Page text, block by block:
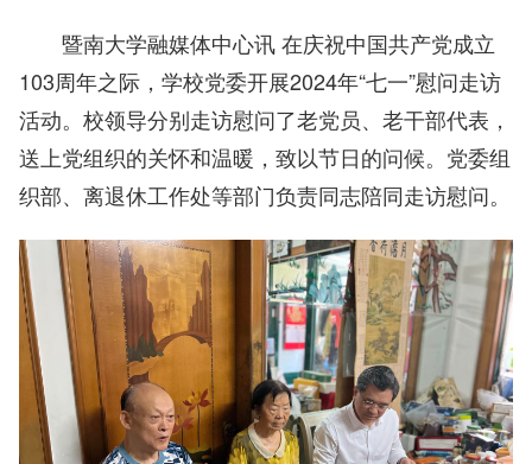
暨南大学融媒体中心讯 在庆祝中国共产党成立
103周年之际，学校党委开展2024年“七一”慰问走访
活动。校领导分别走访慰问了老党员、老干部代表，
送上党组织的关怀和温暖，致以节日的问候。党委组
织部、离退休工作处等部门负责同志陪同走访慰问。